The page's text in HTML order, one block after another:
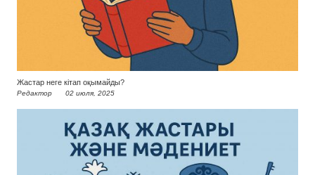
Жастар неге кітап оқымайды?
Редактор 02 июля, 2025